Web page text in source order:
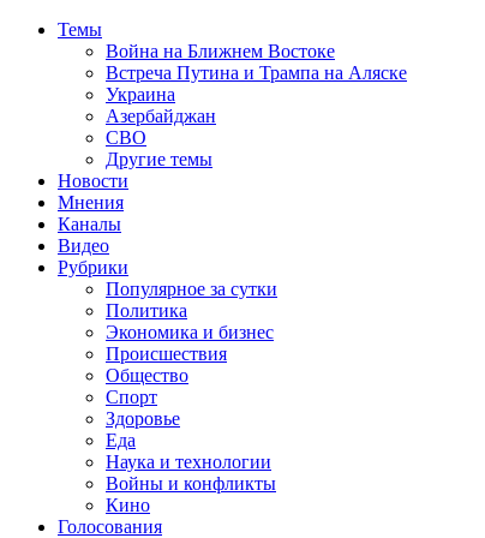
Темы
Война на Ближнем Востоке
Встреча Путина и Трампа на Аляске
Украина
Азербайджан
СВО
Другие темы
Новости
Мнения
Каналы
Видео
Рубрики
Популярное за сутки
Политика
Экономика и бизнес
Происшествия
Общество
Спорт
Здоровье
Еда
Наука и технологии
Войны и конфликты
Кино
Голосования